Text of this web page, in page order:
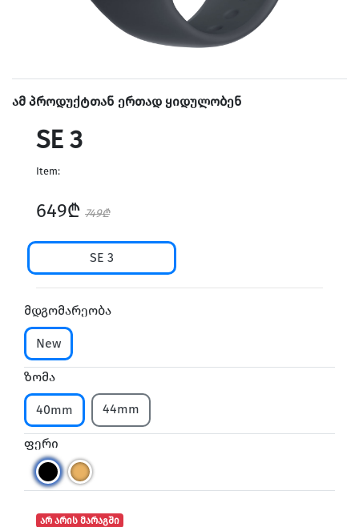
ამ პროდუქტთან ერთად ყიდულობენ
SE 3
Item:
649₾ 749₾
SE 3
მდგომარეობა
New
ზომა
40mm 44mm
ფერი
არ არის მარაგში